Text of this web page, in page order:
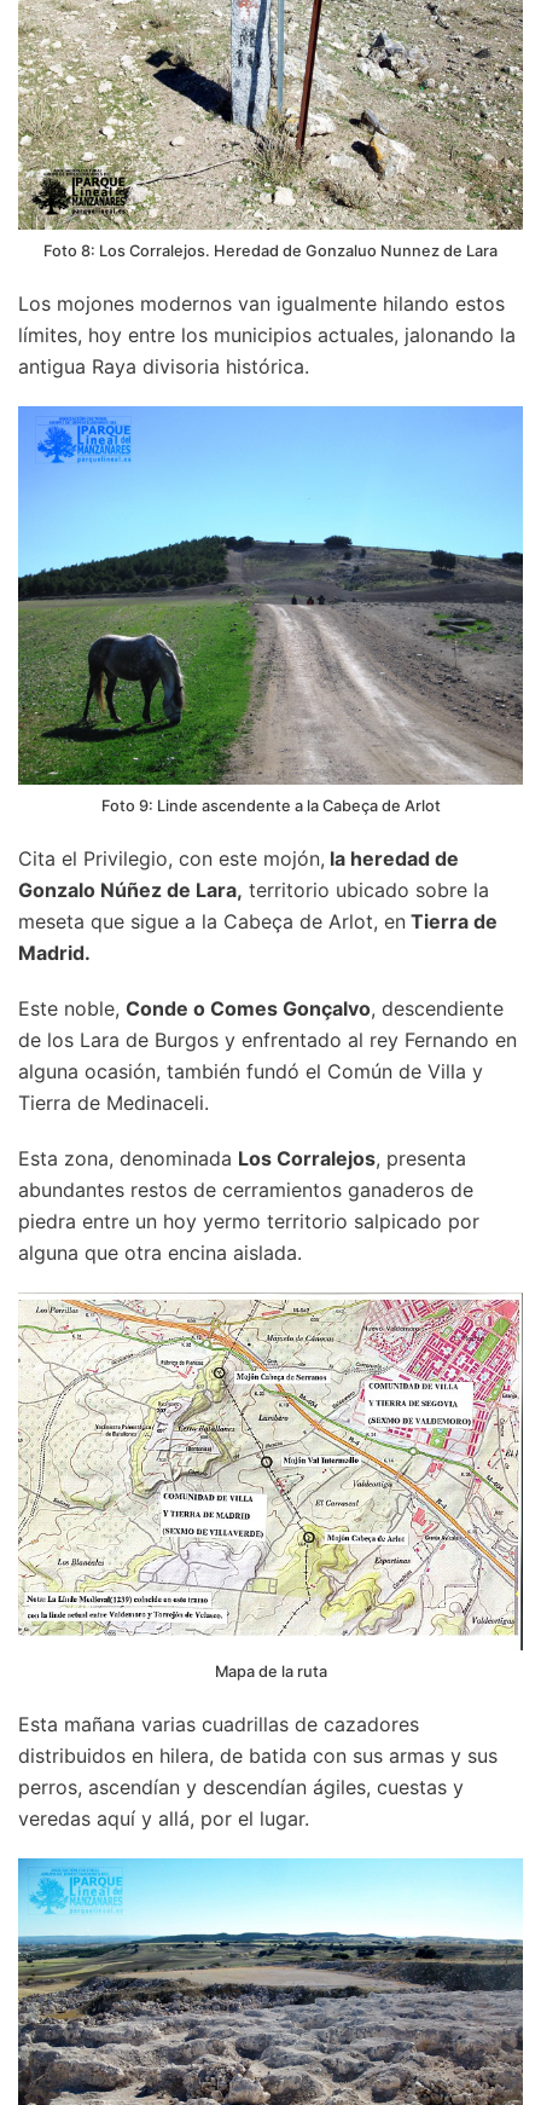
Foto 8: Los Corralejos. Heredad de Gonzaluo Nunnez de Lara
Los mojones modernos van igualmente hilando estos
límites, hoy entre los municipios actuales, jalonando la
antigua Raya divisoria histórica.
Foto 9: Linde ascendente a la Cabeça de Arlot
Cita el Privilegio, con este mojón, la heredad de
Gonzalo Núñez de Lara, territorio ubicado sobre la
meseta que sigue a la Cabeça de Arlot, en Tierra de
Madrid.
Este noble, Conde o Comes Gonçalvo, descendiente
de los Lara de Burgos y enfrentado al rey Fernando en
alguna ocasión, también fundó el Común de Villa y
Tierra de Medinaceli.
Esta zona, denominada Los Corralejos, presenta
abundantes restos de cerramientos ganaderos de
piedra entre un hoy yermo territorio salpicado por
alguna que otra encina aislada.
Mapa de la ruta
Esta mañana varias cuadrillas de cazadores
distribuidos en hilera, de batida con sus armas y sus
perros, ascendían y descendían ágiles, cuestas y
veredas aquí y allá, por el lugar.